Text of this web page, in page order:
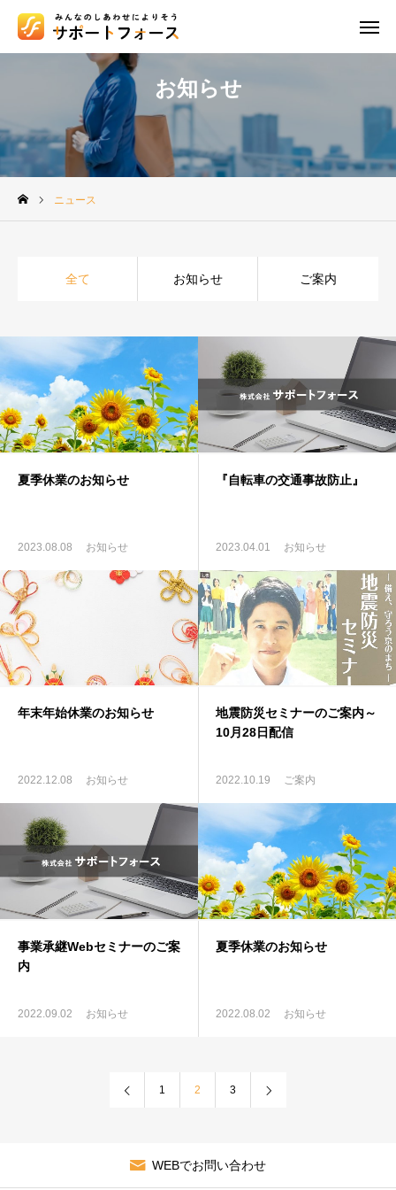
お知らせ
ニュース
全て お知らせ ご案内
夏季休業のお知らせ
2023.08.08 お知らせ
『自転車の交通事故防止』
2023.04.01 お知らせ
年末年始休業のお知らせ
2022.12.08 お知らせ
地震防災セミナーのご案内～
10月28日配信
2022.10.19 ご案内
事業承継Webセミナーのご案
内
2022.09.02 お知らせ
夏季休業のお知らせ
2022.08.02 お知らせ
1 2 3
WEBでお問い合わせ
WEB 相談
友だち追加
アクセス 資料請求
お問合わせ
ネットの保険商品
ご加入後のサポート
よくある質問